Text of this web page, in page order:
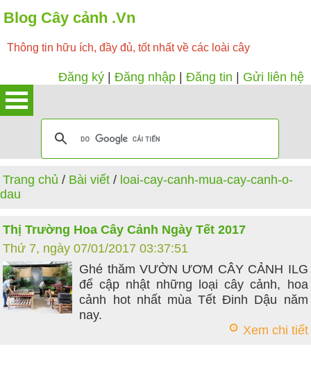
Blog Cây cảnh .Vn
Thông tin hữu ích, đầy đủ, tốt nhất về các loài cây
Đăng ký Đăng nhập Đăng tin Gửi liên hệ
Trang chủ / Bài viết / loai-cay-canh-mua-cay-canh-o-
dau
Thị Trường Hoa Cây Cảnh Ngày Tết 2017
Thứ 7, ngày 07/01/2017 03:37:51
Ghé thăm VƯỜN ƯƠM CÂY CẢNH ILG
để cập nhật những loại cây cảnh, hoa
cảnh hot nhất mùa Tết Đinh Dậu năm
nay.
Xem chi tiết